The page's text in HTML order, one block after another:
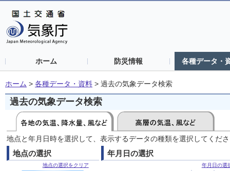
ホーム 防災情報 各種データ・
ホーム > 各種データ・資料 > 過去の気象データ検索
過去の気象データ検索
地点と年月日時を選択して、表示するデータの種類を選択してくだ
地点の選択
地点の選択をクリア
年月日の選択
年月日の選